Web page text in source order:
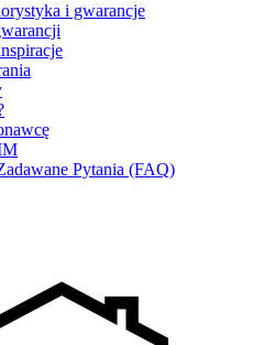
i gwarancje
Pytania (FAQ)